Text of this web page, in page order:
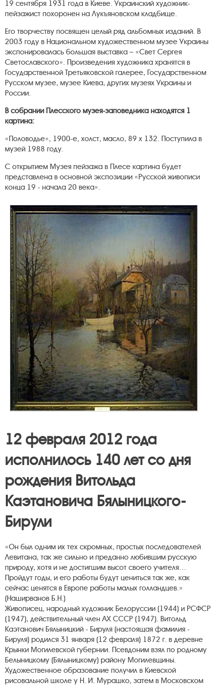
19 сентября 1931 года в Киеве. Украинский художник-
пейзажист похоронен на Лукъяновском кладбище.
Его творчеству посвящен целый ряд альбомных изданий. В
2003 году в Национальном художественном музее Украины
экспонировалась большая выставка – «Свет Сергея
Светославского». Произведения художника хранятся в
Государственной Третьяковской галерее, Государственном
Русском музее, музее Киева, других музеях Украины и
России.
В собрании Плесского музея-заповедника находятся 1
картина:
«Половодье», 1900-е, холст, масло, 89 х 132. Поступила в
музей 1988 году.
С открытием Музея пейзажа в Плесе картина будет
представлена в основной экспозиции «Русской живописи
конца 19 - начала 20 века».
12 февраля 2012 года
исполнилось 140 лет со дня
рождения Витольда
Каэтановича Бялыницкого-
Бирули
«Он был одним их тех скромных, простых последователей
Левитана, так же сильно и преданно любившим русскую
природу, хотя и не достигшим высот своего учителя…
Пройдут годы, и его работы будут цениться так же, как
сейчас ценятся в Европе работы малых голландцев.»
(Наширванов Б.Н.)
Живописец, народный художник Белоруссии (1944) и РСФСР
(1947), действительный член АХ СССР (1947). Витольд
Каэтанович Бялыницкий - Бируля (настоящая фамилия -
Бируля) родился 31 января (12 февраля) 1872 г. в деревне
Крынки Могилевской губернии. Псевдоним взял по родному
Белыницкому (Бялыницкому) району Могилевщины.
Художественное образование получил в Киевской
рисовальной школе у Н. И. Мурашко, затем в Московском